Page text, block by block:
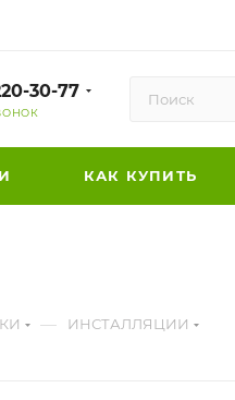
30-77
КАК КУПИТЬ
— ИНСТАЛЛЯЦИИ